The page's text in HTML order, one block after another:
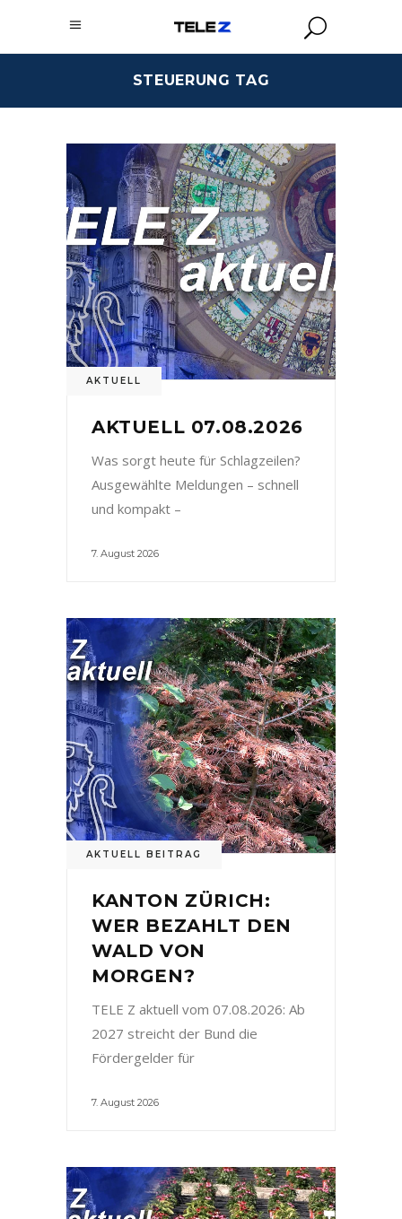
STEUERUNG TAG
AKTUELL
AKTUELL 07.08.2026
Was sorgt heute für Schlagzeilen?
Ausgewählte Meldungen – schnell
und kompakt –
7. August 2026
AKTUELL BEITRAG
KANTON ZÜRICH:
WER BEZAHLT DEN
WALD VON
MORGEN?
TELE Z aktuell vom 07.08.2026: Ab
2027 streicht der Bund die
Fördergelder für
7. August 2026